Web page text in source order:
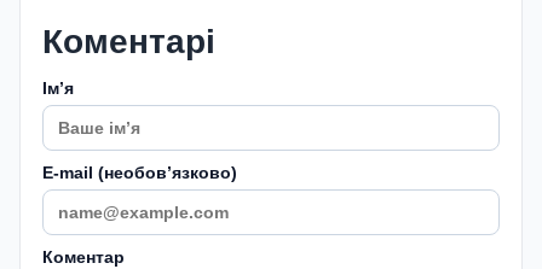
Коментарі
Імʼя
E-mail (необовʼязково)
Коментар